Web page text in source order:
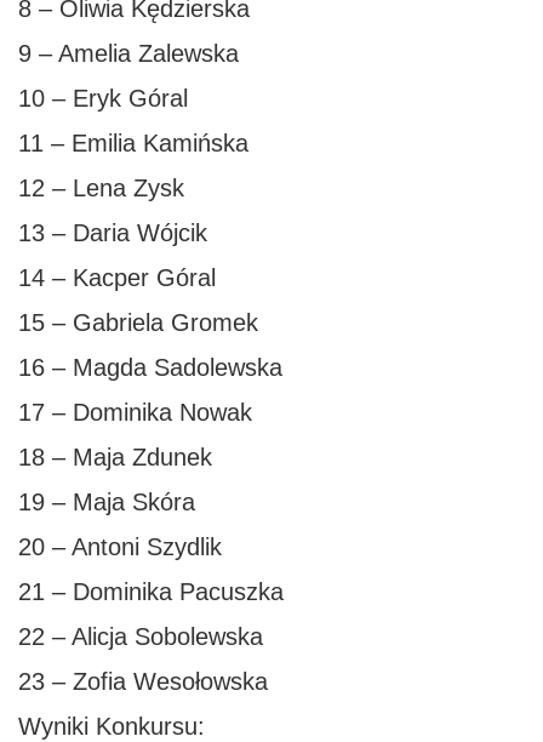
8 – Oliwia Kędzierska
9 – Amelia Zalewska
10 – Eryk Góral
11 – Emilia Kamińska
12 – Lena Zysk
13 – Daria Wójcik
14 – Kacper Góral
15 – Gabriela Gromek
16 – Magda Sadolewska
17 – Dominika Nowak
18 – Maja Zdunek
19 – Maja Skóra
20 – Antoni Szydlik
21 – Dominika Pacuszka
22 – Alicja Sobolewska
23 – Zofia Wesołowska
Wyniki Konkursu: